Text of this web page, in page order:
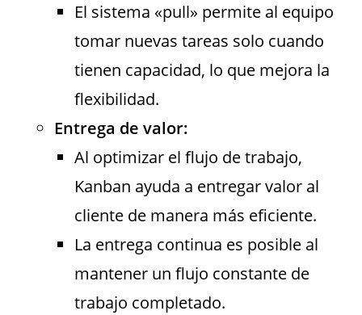
El sistema «pull» permite al equipo
tomar nuevas tareas solo cuando
tienen capacidad, lo que mejora la
flexibilidad.
Entrega de valor:
Al optimizar el flujo de trabajo,
Kanban ayuda a entregar valor al
cliente de manera más eficiente.
La entrega continua es posible al
mantener un flujo constante de
trabajo completado.